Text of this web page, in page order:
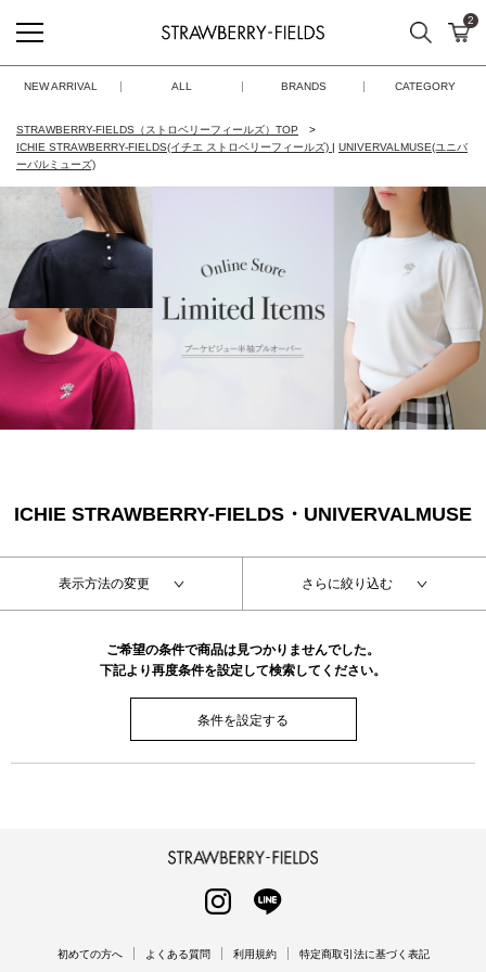
STRAWBERRY-FIELDS
検索 カ
2
NEW ARRIVAL ALL BRANDS CATEGORY
STRAWBERRY-FIELDS（ストロベリーフィールズ）TOP
ICHIE STRAWBERRY-FIELDS(イチエ ストロベリーフィールズ) | UNIVERVALMUSE(ユニバ
ーバルミューズ)
ICHIE STRAWBERRY-FIELDS・UNIVERVALMUSE
表示方法の変更 さらに絞り込む
ご希望の条件で商品は見つかりませんでした。
下記より再度条件を設定して検索してください。
条件を設定する
INSTAGRAM
初めての方へ よくある質問 利用規約 特定商取引法に基づく表記